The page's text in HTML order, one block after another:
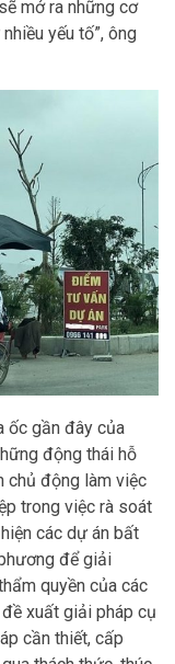
mở ra những cơ
yếu tố”, ông
ốc gần đây của
động thái hỗ
chủ động làm việc
trong việc rà soát
các dự án bất
để giải
quyền của các
xuất giải pháp cụ
cần thiết, cấp